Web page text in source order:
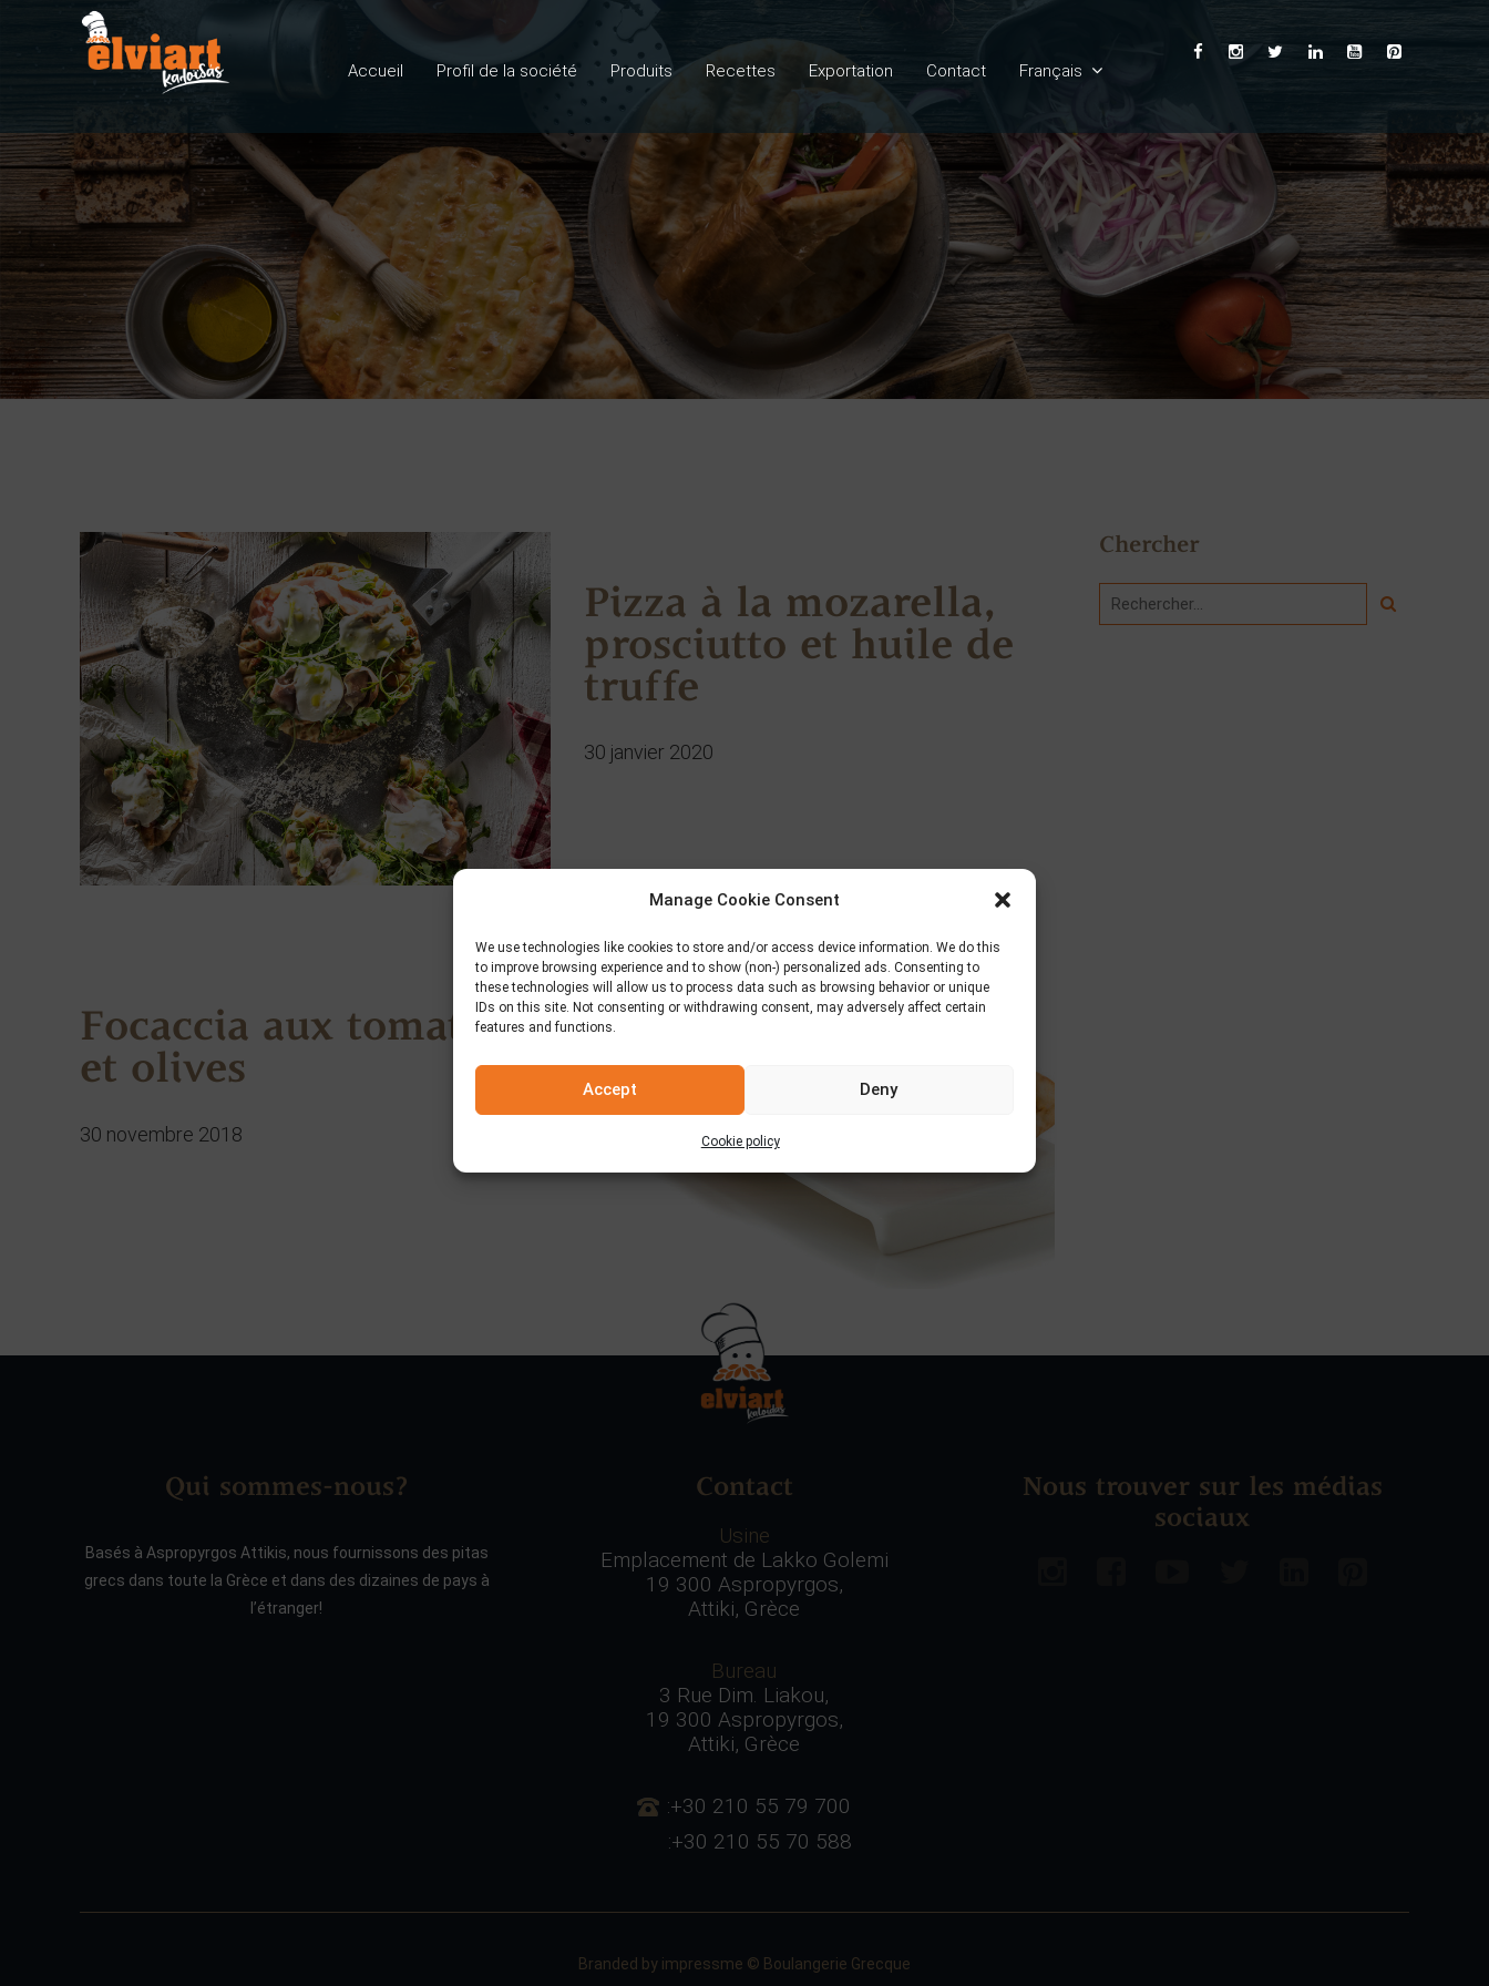
Manage Cookie Consent
We use technologies like cookies to store and/or access device information. We do this
to improve browsing experience and to show (non-) personalized ads. Consenting to
these technologies will allow us to process data such as browsing behavior or unique
IDs on this site. Not consenting or withdrawing consent, may adversely affect certain
features and functions.
Accept Deny
Cookie policy
Accueil Profil de la société Produits Recettes Exportation Contact Français
English
Ελληνικά
Deutsch
Español
Italiano
Pizza à la mozarella,
prosciutto et huile de
truffe
30 janvier 2020
Focaccia aux tomates
et olives
30 novembre 2018
Chercher
Qui sommes-nous?
Basés à Aspropyrgos Attikis, nous fournissons des pitas
grecs dans toute la Grèce et dans des dizaines de pays à
l’étranger!
Contact
Usine
Emplacement de Lakko Golemi
19 300 Aspropyrgos,
Attiki, Grèce
Bureau
3 Rue Dim. Liakou,
19 300 Aspropyrgos,
Attiki, Grèce
:+30 210 55 79 700
:+30 210 55 70 588
Nous trouver sur les médias
sociaux
Branded by impressme © Boulangerie Grecque